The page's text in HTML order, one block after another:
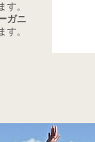
す。
ガニ
す。